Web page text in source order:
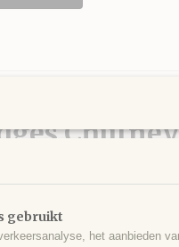
300,00 g
for Cheese. Glas 300 gram. Dé
kaas en vlees, bijvoorbeeld op
gebruikt
het aanbieden